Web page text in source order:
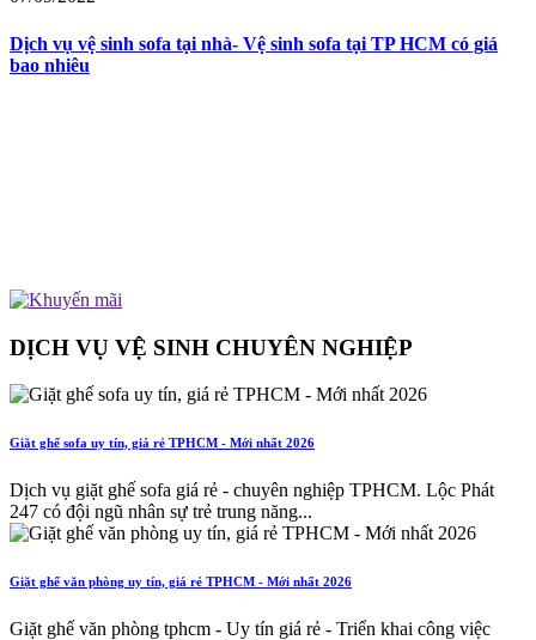
Dịch vụ vệ sinh sofa tại nhà- Vệ sinh sofa tại TP HCM có giá
bao nhiêu
DỊCH VỤ VỆ SINH CHUYÊN NGHIỆP
Giặt ghế sofa uy tín, giá rẻ TPHCM - Mới nhất 2026
Dịch vụ giặt ghế sofa giá rẻ - chuyên nghiệp TPHCM. Lộc Phát
247 có đội ngũ nhân sự trẻ trung năng...
Giặt ghế văn phòng uy tín, giá rẻ TPHCM - Mới nhất 2026
Giặt ghế văn phòng tphcm - Uy tín giá rẻ - Triển khai công việc